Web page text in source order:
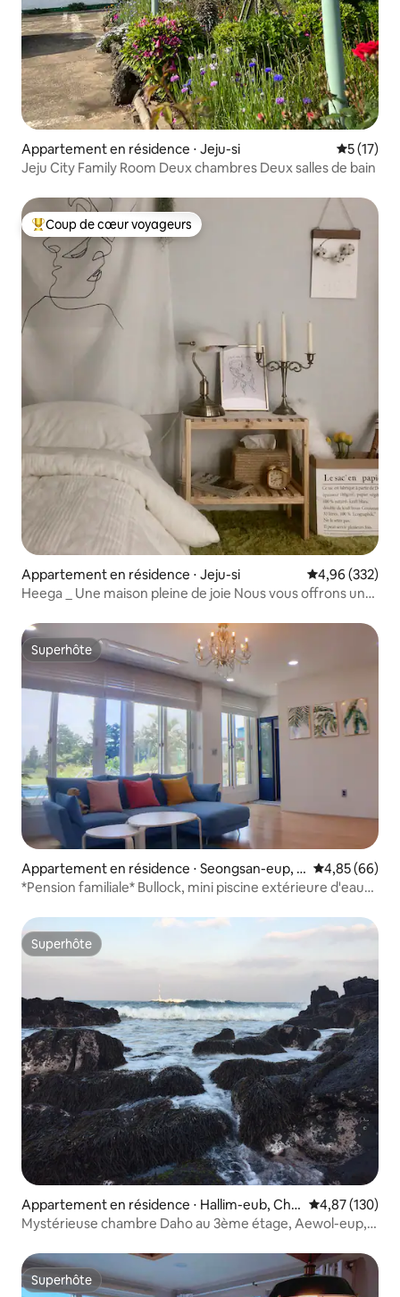
Appartement en résidence ⋅ Jeju-si
5 (17)
Jeju City Family Room Deux chambres Deux salles de bain
Coups de cœur voyageurs les plus appréciés
Coup de cœur voyageurs
Appartement en résidence ⋅ Jeju-si Évaluation
4,96 (332)
Heega _ Une maison pleine de joie Nous vous offrons un
Superhôte
Superhôte
Appartement en résidence ⋅ Seongsan-eup, S
eogwipo-si
Évaluation
4,85 (66)
*Pension familiale* Bullock, mini piscine extérieure d'eau
Jung avec vue sur le lever du soleil à Seongsan
Superhôte
Superhôte
Appartement en résidence ⋅ Hallim-eub, Chej
u
Évaluation
4,87 (130)
Mystérieuse chambre Daho au 3ème étage, Aewol-eup,
mer, pension mystérieuse, équipée d'une baignoire à
remous de dernière génération
Superhôte
Superhôte